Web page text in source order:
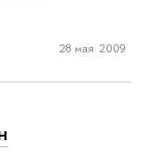
28 мая 2009